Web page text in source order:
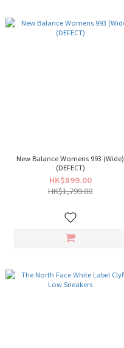
New Balance Womens 993 (Wide)
(DEFECT)
HK$899.00
HK$1,799.00